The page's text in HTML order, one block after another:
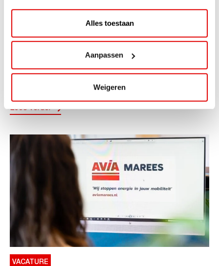
Alles toestaan
Aanpassen
Weigeren
Toe aan een ontspannen nachtje...
Lees verder
VACATURE